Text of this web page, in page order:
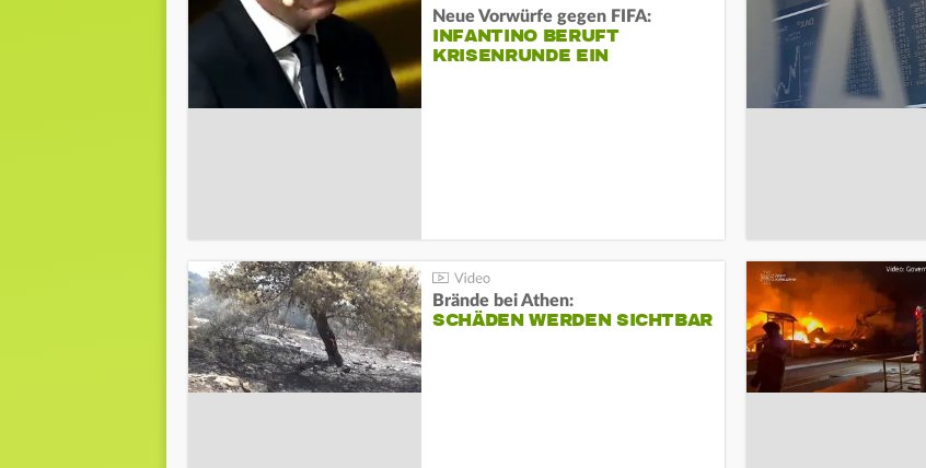
Neue Vorwürfe gegen FIFA:
INFANTINO BERUFT
KRISENRUNDE EIN
Brände bei Athen:
SCHÄDEN WERDEN SICHTBAR